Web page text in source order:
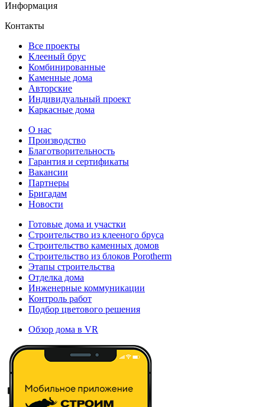
Информация
Контакты
Все проекты
Клееный брус
Комбинированные
Каменные дома
Авторские
Индивидуальный проект
Каркасные дома
О нас
Производство
Благотворительность
Гарантия и сертификаты
Вакансии
Партнеры
Бригадам
Новости
Готовые дома и участки
Строительство из клееного бруса
Строительство каменных домов
Строительство из блоков Porotherm
Этапы строительства
Отделка дома
Инженерные коммуникации
Контроль работ
Подбор цветового решения
Обзор дома в VR